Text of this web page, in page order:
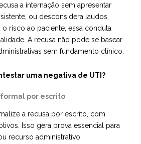
a internação sem apresentar
ou desconsidera laudos,
risco ao paciente, essa conduta
A recusa não pode se basear
sem fundamento clínico.
uma negativa de UTI?
por escrito
a recusa por escrito, com
Isso gera prova essencial para
recurso administrativo.